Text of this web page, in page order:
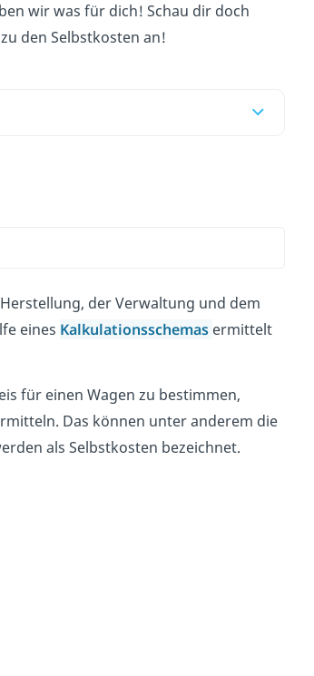
wir was für dich! Schau dir doch
den Selbstkosten an!
der Verwaltung und dem
eines Kalkulationsschemas ermittelt
für einen Wagen zu bestimmen,
Das können unter anderem die
als Selbstkosten bezeichnet.